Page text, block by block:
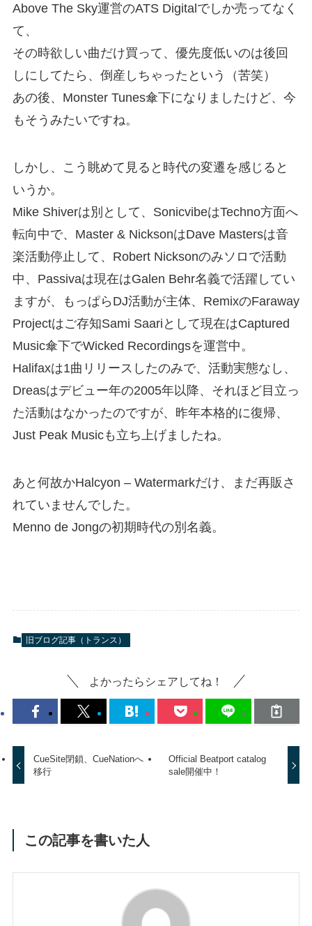
Above The Sky運営のATS Digitalでしか売ってなく
て、
その時欲しい曲だけ買って、優先度低いのは後回
しにしてたら、倒産しちゃったという（苦笑）
あの後、Monster Tunes傘下になりましたけど、今
もそうみたいですね。
しかし、こう眺めて見ると時代の変遷を感じると
いうか。
Mike Shiverは別として、SonicvibeはTechno方面へ
転向中で、Master & NicksonはDave Mastersは音
楽活動停止して、Robert Nicksonのみソロで活動
中、Passivaは現在はGalen Behr名義で活躍してい
ますが、もっぱらDJ活動が主体、RemixのFaraway
Projectはご存知Sami Saariとして現在はCaptured
Music傘下でWicked Recordingsを運営中。
Halifaxは1曲リリースしたのみで、活動実態なし、
Dreasはデビュー年の2005年以降、それほど目立っ
た活動はなかったのですが、昨年本格的に復帰、
Just Peak Musicも立ち上げましたね。
あと何故かHalcyon – Watermarkだけ、まだ再販さ
れていませんでした。
Menno de Jongの初期時代の別名義。
旧ブログ記事（トランス）
よかったらシェアしてね！
CueSite閉鎖、CueNationへ
移行
Official Beatport catalog
sale開催中！
この記事を書いた人